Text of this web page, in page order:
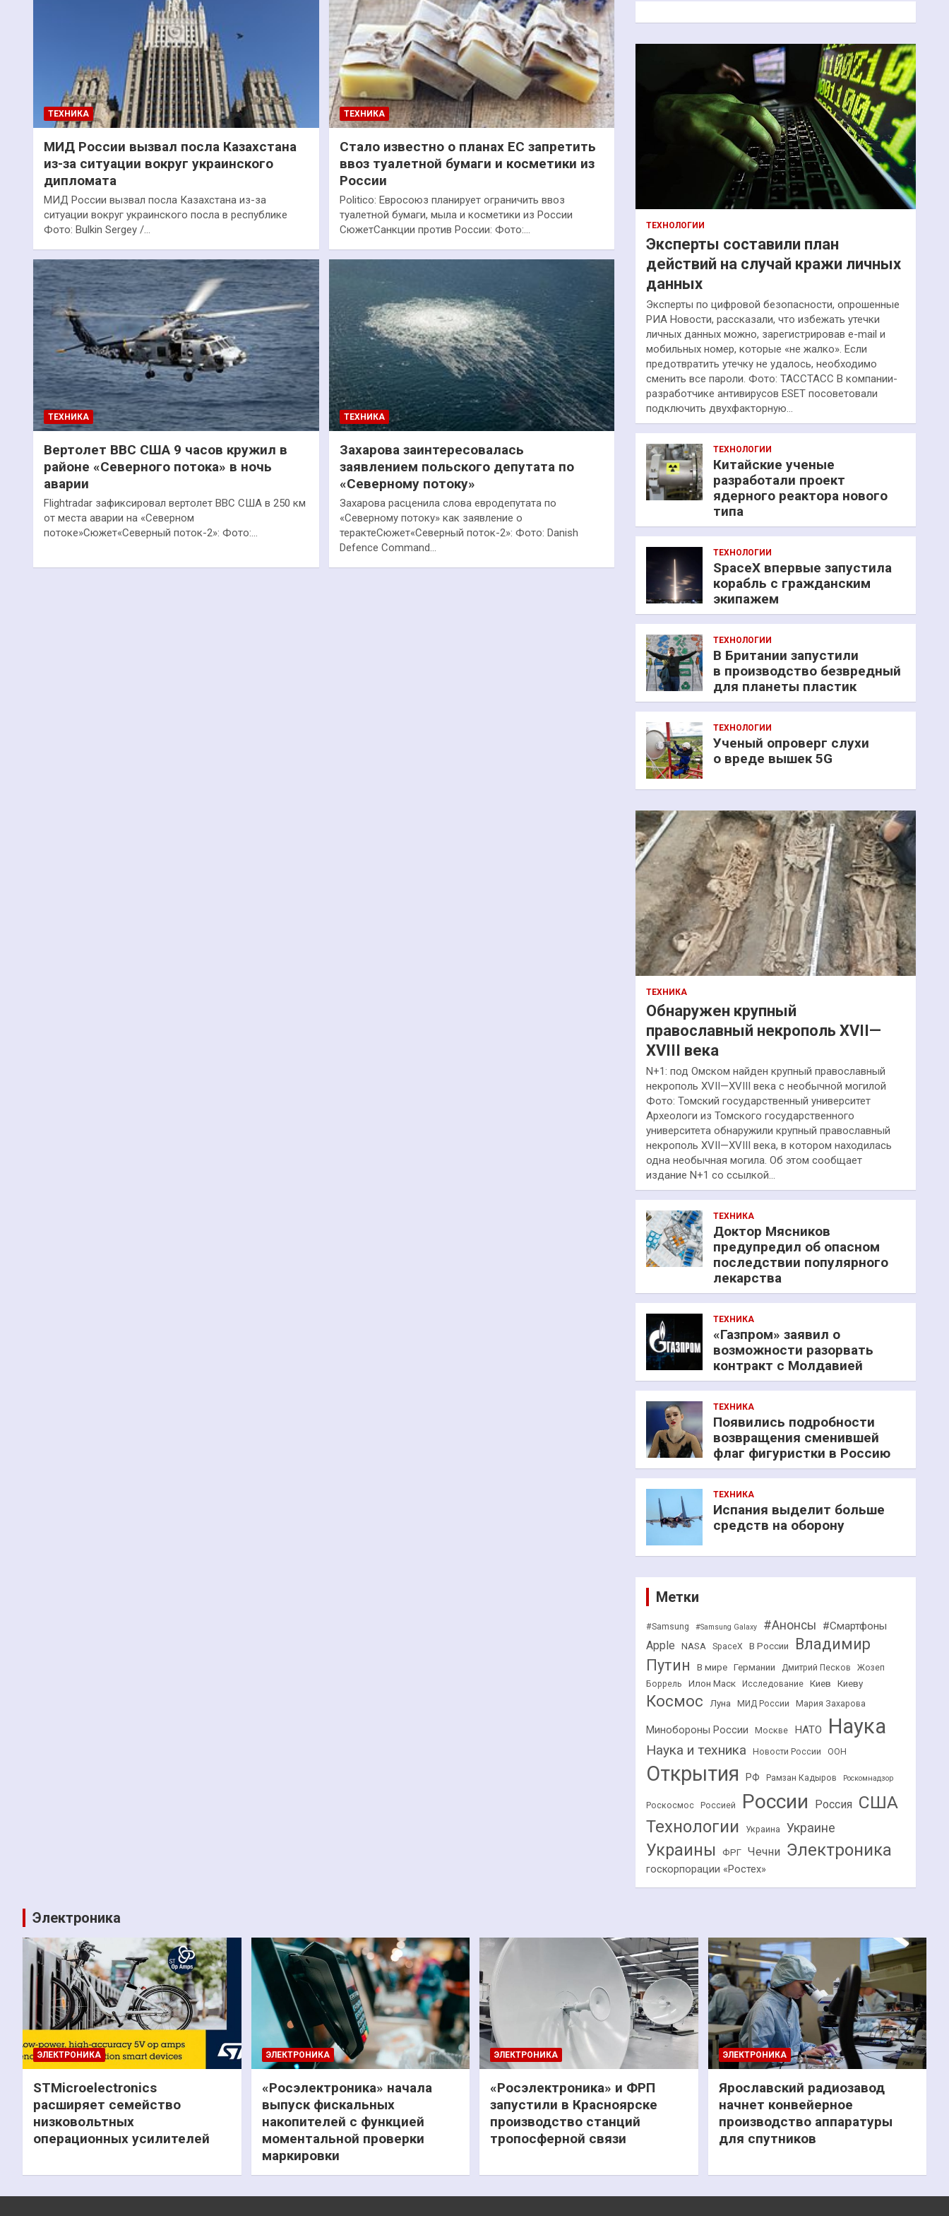
ТЕХНИКА
МИД России вызвал посла Казахстана
из-за ситуации вокруг украинского
дипломата
МИД России вызвал посла Казахстана из-за
ситуации вокруг украинского посла в республике
Фото: Bulkin Sergey /…
ТЕХНИКА
Стало известно о планах ЕС запретить
ввоз туалетной бумаги и косметики из
России
Politico: Евросоюз планирует ограничить ввоз
туалетной бумаги, мыла и косметики из России
СюжетСанкции против России: Фото:…
ТЕХНИКА
Вертолет ВВС США 9 часов кружил в
районе «Северного потока» в ночь
аварии
Flightradar зафиксировал вертолет ВВС США в 250 км
от места аварии на «Северном
потоке»Сюжет«Северный поток-2»: Фото:…
ТЕХНИКА
Захарова заинтересовалась
заявлением польского депутата по
«Северному потоку»
Захарова расценила слова евродепутата по
«Северному потоку» как заявление о
терактеСюжет«Северный поток-2»: Фото: Danish
Defence Command…
к
ТЕХНОЛОГИИ
Эксперты составили план
действий на случай кражи личных
данных
Эксперты по цифровой безопасности, опрошенные
РИА Новости, рассказали, что избежать утечки
личных данных можно, зарегистрировав e-mail и
мобильных номер, которые «не жалко». Если
предотвратить утечку не удалось, необходимо
сменить все пароли. Фото: ТАССТАСС В компании-
разработчике антивирусов ESET посоветовали
подключить двухфакторную…
ТЕХНОЛОГИИ
Китайские ученые
разработали проект
ядерного реактора нового
типа
ТЕХНОЛОГИИ
SpaceX впервые запустила
корабль с гражданским
экипажем
ТЕХНОЛОГИИ
В Британии запустили
в производство безвредный
для планеты пластик
ТЕХНОЛОГИИ
Ученый опроверг слухи
о вреде вышек 5G
ТЕХНИКА
Обнаружен крупный
православный некрополь XVII—
XVIII века
N+1: под Омском найден крупный православный
некрополь XVII—XVIII века с необычной могилой
Фото: Томский государственный университет
Археологи из Томского государственного
университета обнаружили крупный православный
некрополь XVII—XVIII века, в котором находилась
одна необычная могила. Об этом сообщает
издание N+1 со ссылкой…
ТЕХНИКА
Доктор Мясников
предупредил об опасном
последствии популярного
лекарства
ТЕХНИКА
«Газпром» заявил о
возможности разорвать
контракт с Молдавией
ТЕХНИКА
Появились подробности
возвращения сменившей
флаг фигуристки в Россию
ТЕХНИКА
Испания выделит больше
средств на оборону
Метки
#Samsung #Samsung Galaxy #Анонсы #Смартфоны
Apple NASA SpaceX В России
Владимир
Путин
В мире Германии Дмитрий Песков
Жозеп
Боррель
Илон Маск Исследование Киев Киеву
Космос Луна МИД России Мария Захарова
Минобороны России Москве НАТО Наука
Наука и техника Новости России ООН
Открытия РФ Рамзан Кадыров Роскомнадзор
Роскосмос Россией России Россия США
Технологии Украина Украине
Украины ФРГ Чечни Электроника
госкорпорации «Ростех»
Электроника
ЭЛЕКТРОНИКА
STMicroelectronics
расширяет семейство
низковольтных
операционных усилителей
ЭЛЕКТРОНИКА
«Росэлектроника» начала
выпуск фискальных
накопителей с функцией
моментальной проверки
маркировки
ЭЛЕКТРОНИКА
«Росэлектроника» и ФРП
запустили в Красноярске
производство станций
тропосферной связи
ЭЛЕКТРОНИКА
Ярославский радиозавод
начнет конвейерное
производство аппаратуры
для спутников